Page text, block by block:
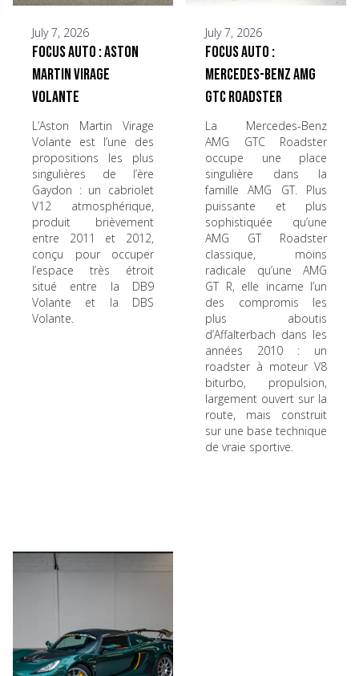
July 7, 2026
Focus Auto : Aston
Martin Virage
Volante
L’Aston Martin Virage
Volante est l’une des
propositions les plus
singulières de l’ère
Gaydon : un cabriolet
V12 atmosphérique,
produit brièvement
entre 2011 et 2012,
conçu pour occuper
l’espace très étroit
situé entre la DB9
Volante et la DBS
Volante.
July 7, 2026
Focus Auto :
Mercedes-Benz AMG
GTC Roadster
La Mercedes-Benz
AMG GTC Roadster
occupe une place
singulière dans la
famille AMG GT. Plus
puissante et plus
sophistiquée qu’une
AMG GT Roadster
classique, moins
radicale qu’une AMG
GT R, elle incarne l’un
des compromis les
plus aboutis
d’Affalterbach dans les
années 2010 : un
roadster à moteur V8
biturbo, propulsion,
largement ouvert sur la
route, mais construit
sur une base technique
de vraie sportive.